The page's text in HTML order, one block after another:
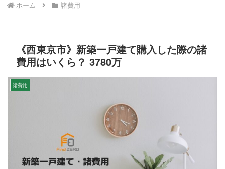
ホーム 諸費用
《西東京市》新築一戸建て購入した際の諸
費用はいくら？ 3780万
諸費用